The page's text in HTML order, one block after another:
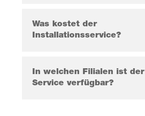
Was kos­tet der
Installationsservice?
In wel­chen Filia­len ist der
Ser­vice verfügbar?